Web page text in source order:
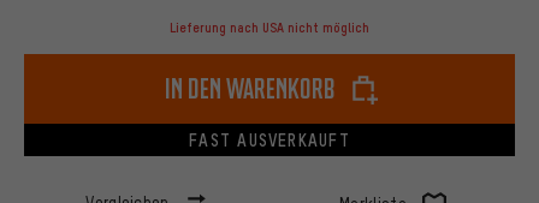
Lieferung nach USA nicht möglich
In den Warenkorb
FAST AUSVERKAUFT